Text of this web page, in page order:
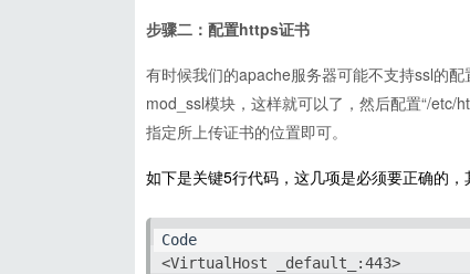
步骤二：配置https证书
有时候我们的apache服务器可能不支持ssl的
mod_ssl模块，这样就可以了，然后配置“/etc/
指定所上传证书的位置即可。
如下是关键5行代码，这几项是必须要正确的，
<VirtualHost _default_:443>